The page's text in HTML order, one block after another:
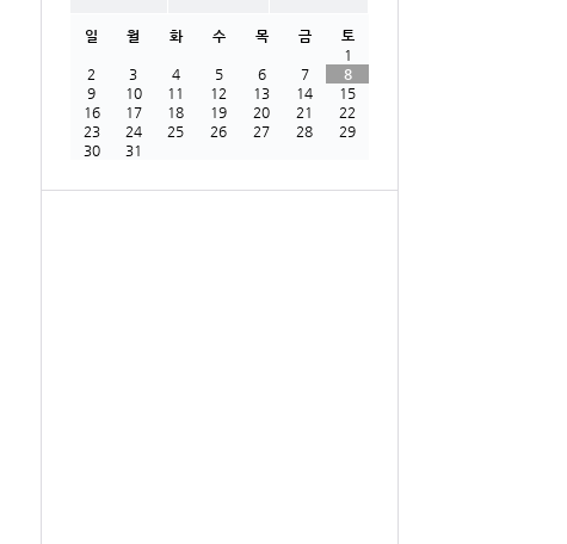
일 월 화 수 목 금
토
1
2
3 4 5 6 7
8
9
10 11 12 13 14
15
16
17 18 19 20 21
22
23
24 25 26 27 28
29
30
31